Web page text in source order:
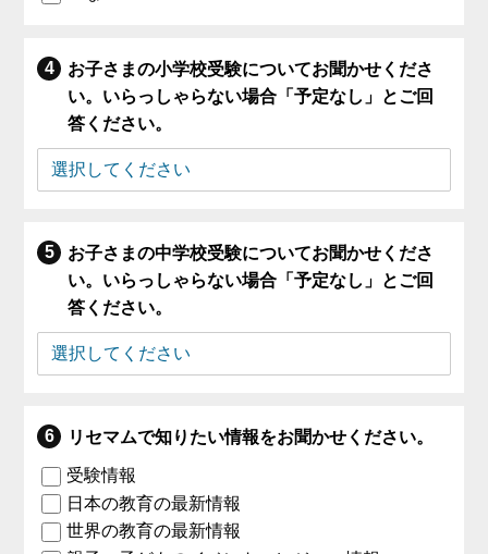
お子さまの小学校受験についてお聞かせくださ
い。いらっしゃらない場合「予定なし」とご回
答ください。
お子さまの中学校受験についてお聞かせくださ
い。いらっしゃらない場合「予定なし」とご回
答ください。
リセマムで知りたい情報をお聞かせください。
受験情報
日本の教育の最新情報
世界の教育の最新情報